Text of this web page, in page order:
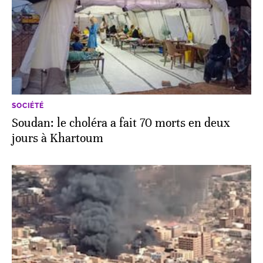
SOCIÉTÉ
Soudan: le choléra a fait 70 morts en deux
jours à Khartoum